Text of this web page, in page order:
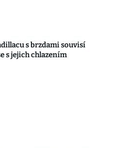
s brzdami souvisí
s jejich chlazením